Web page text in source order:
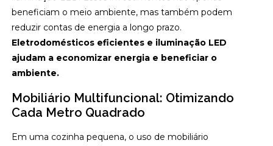
beneficiam o meio ambiente, mas também podem
reduzir contas de energia a longo prazo.
Eletrodomésticos eficientes e iluminação LED
ajudam a economizar energia e beneficiar o
ambiente.
Mobiliário Multifuncional: Otimizando
Cada Metro Quadrado
Em uma cozinha pequena, o uso de mobiliário